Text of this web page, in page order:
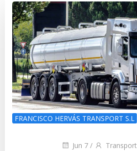
FRANCISCO HERVÁS TRANSPORT S.L
Jun 7 / Transport